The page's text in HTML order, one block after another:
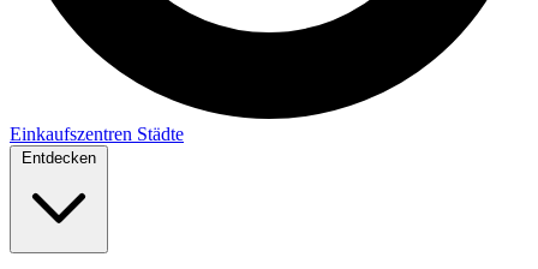
Einkaufszentren Städte
Entdecken